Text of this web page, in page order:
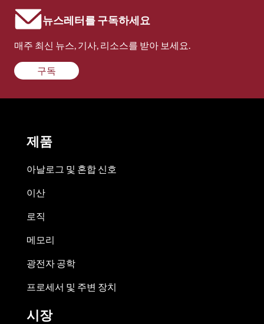
뉴스레터를 구독하세요
매주 최신 뉴스, 기사, 리소스를 받아 보세요.
구독
제품
아날로그 및 혼합 신호
이산
로직
메모리
광전자 공학
프로세서 및 주변 장치
시장